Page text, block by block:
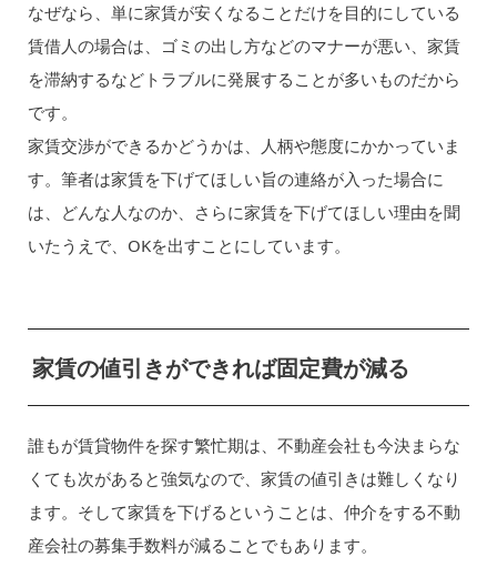
なぜなら、単に家賃が安くなることだけを目的にしている
賃借人の場合は、ゴミの出し方などのマナーが悪い、家賃
を滞納するなどトラブルに発展することが多いものだから
です。
家賃交渉ができるかどうかは、人柄や態度にかかっていま
す。筆者は家賃を下げてほしい旨の連絡が入った場合に
は、どんな人なのか、さらに家賃を下げてほしい理由を聞
いたうえで、OKを出すことにしています。
家賃の値引きができれば固定費が減る
誰もが賃貸物件を探す繁忙期は、不動産会社も今決まらな
くても次があると強気なので、家賃の値引きは難しくなり
ます。そして家賃を下げるということは、仲介をする不動
産会社の募集手数料が減ることでもあります。